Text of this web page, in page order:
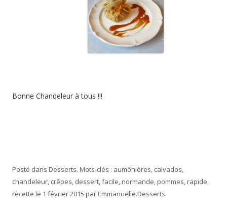
Bonne Chandeleur à tous !!!
Posté dans Desserts. Mots-clés : aumônières, calvados,
chandeleur, crêpes, dessert,facile,normande,pommes,rapide,
recette le 1 février 2015 parEmmanuelle.Desserts.